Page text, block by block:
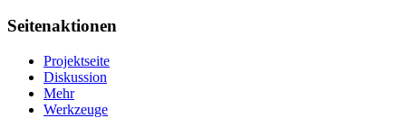
Seitenaktionen
Projektseite
Diskussion
Mehr
Werkzeuge